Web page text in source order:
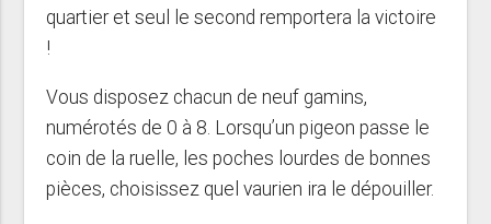
quartier et seul le second remportera la victoire
!
Vous disposez chacun de neuf gamins,
numérotés de 0 à 8. Lorsqu’un pigeon passe le
coin de la ruelle, les poches lourdes de bonnes
pièces, choisissez quel vaurien ira le dépouiller.